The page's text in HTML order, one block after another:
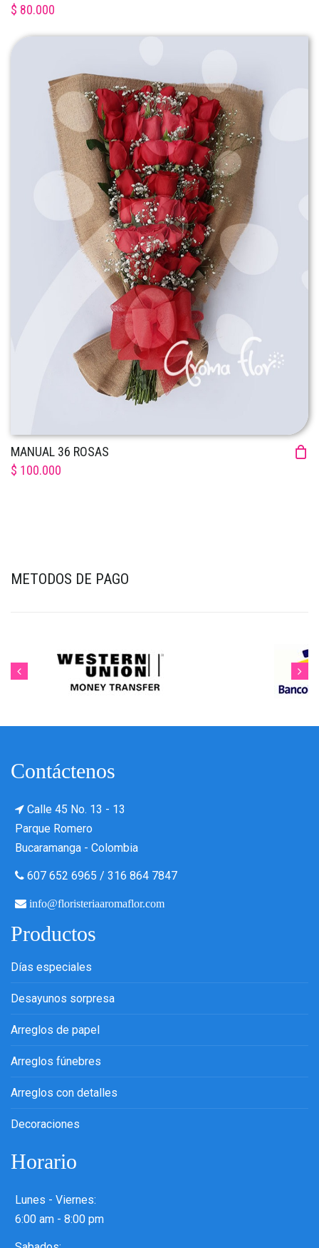
$ 80.000
MANUAL 36 ROSAS
$ 100.000
METODOS DE PAGO
Contáctenos
Calle 45 No. 13 - 13
Parque Romero
Bucaramanga - Colombia
607 652 6965 / 316 864 7847
info@floristeriaaromaflor.com
Productos
Días especiales
Desayunos sorpresa
Arreglos de papel
Arreglos fúnebres
Arreglos con detalles
Decoraciones
Horario
Lunes - Viernes:
6:00 am - 8:00 pm